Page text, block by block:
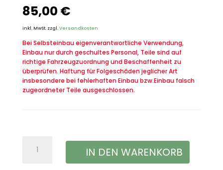
85,00 €
inkl. MwSt. zzgl.Versandkosten
Bei Selbsteinbau eigenverantwortliche Verwendung,
Einbau nur durch geschultes Personal, Teile sind auf
richtige Fahrzeugzuordnung und Beschaffenheit zu
überprüfen. Haftung für Folgeschäden jeglicher Art
insbesondere bei fehlerhaften Einbau bzw.Einbau falsch
zugeordneter Teile ausgeschlossen.
NIFE
Reflexvisier
IN DEN WARENKORB